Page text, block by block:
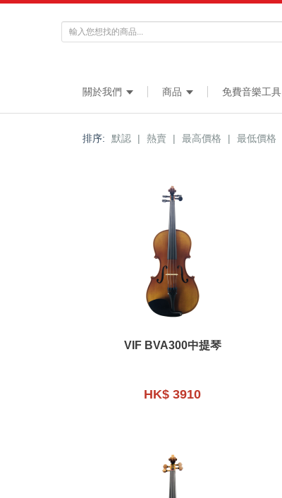
關於我們 商品 免費音樂工具
排序: 默認 | 熱賣 | 最高價格 | 最低價格
VIF BVA300中提琴
HK$ 3910